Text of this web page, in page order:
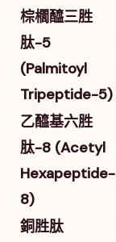
棕櫚醯三胜
肽-5
(Palmitoyl
Tripeptide-5)
乙醯基六胜
肽-8 (Acetyl
Hexapeptide-
8)
銅胜肽